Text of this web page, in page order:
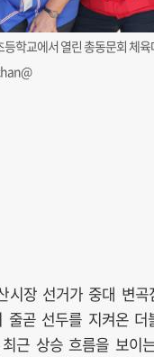
학교에서 열린 총동문회 체육
시장 선거가 중대 변곡
줄곧 선두를 지켜온 더
근 상승 흐름을 보이